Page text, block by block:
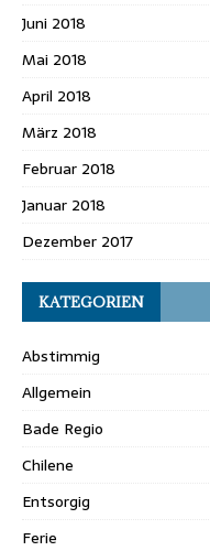
Juni 2018
Mai 2018
April 2018
März 2018
Februar 2018
Januar 2018
Dezember 2017
KATEGORIEN
Abstimmig
Allgemein
Bade Regio
Chilene
Entsorgig
Ferie